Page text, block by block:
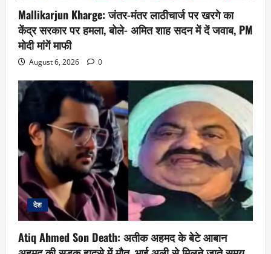
Mallikarjun Kharge: जंतर-मंतर लाठीचार्ज पर खरगे का
केंद्र सरकार पर हमला, बोले- अमित शाह सदन में दें जवाब, PM
मोदी मांगें माफी
August 6, 2026 0
देश
Atiq Ahmed Son Death: अतीक अहमद के बेटे आबान